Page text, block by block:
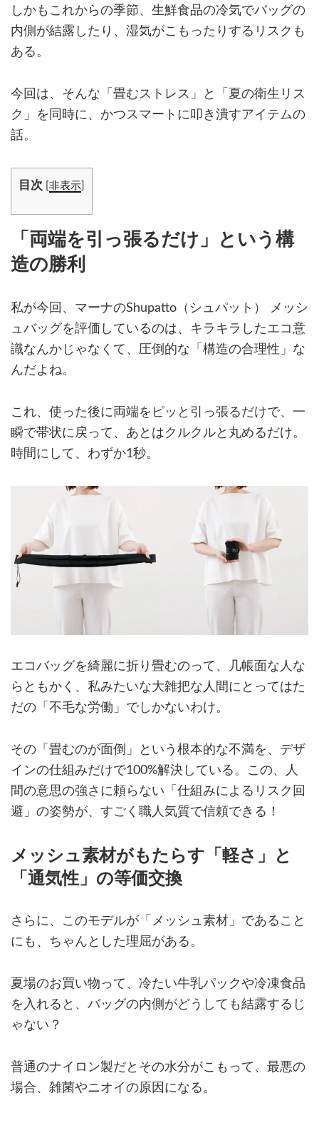
しかもこれからの季節、生鮮食品の冷気でバッグの
内側が結露したり、湿気がこもったりするリスクも
ある。
今回は、そんな「畳むストレス」と「夏の衛生リス
ク」を同時に、かつスマートに叩き潰すアイテムの
話。
目次 非表示]
「両端を引っ張るだけ」という構
造の勝利
私が今回、マーナのShupatto（シュパット） メッシ
ュバッグを評価しているのは、キラキラしたエコ意
識なんかじゃなくて、圧倒的な「構造の合理性」な
んだよね。
これ、使った後に両端をピッと引っ張るだけで、一
瞬で帯状に戻って、あとはクルクルと丸めるだけ。
時間にして、わずか1秒。
エコバッグを綺麗に折り畳むのって、几帳面な人な
らともかく、私みたいな大雑把な人間にとってはた
だの「不毛な労働」でしかないわけ。
その「畳むのが面倒」という根本的な不満を、デザ
インの仕組みだけで100%解決している。この、人
間の意思の強さに頼らない「仕組みによるリスク回
避」の姿勢が、すごく職人気質で信頼できる！
メッシュ素材がもたらす「軽さ」と
「通気性」の等価交換
さらに、このモデルが「メッシュ素材」であること
にも、ちゃんとした理屈がある。
夏場のお買い物って、冷たい牛乳パックや冷凍食品
を入れると、バッグの内側がどうしても結露するじ
ゃない？
普通のナイロン製だとその水分がこもって、最悪の
場合、雑菌やニオイの原因になる。